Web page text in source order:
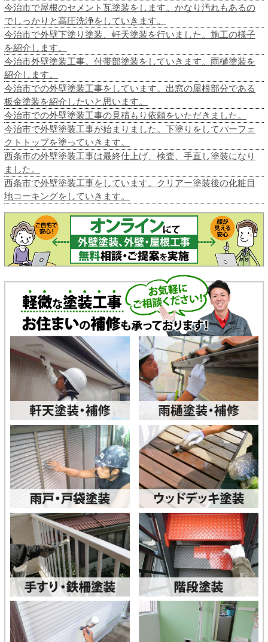
今治市で屋根のセメント瓦塗装をします。かなり汚れもあるの
でしっかりと高圧洗浄をしていきます。
今治市で外壁下塗り塗装、軒天塗装を行いました。施工の様子
を紹介します。
今治市外壁塗装工事。付帯部塗装をしていきます。雨樋塗装を
紹介します。
今治市での外壁塗装工事をしています。出窓の屋根部分である
板金塗装を紹介したいと思います。
今治市での外壁塗装工事の見積もり依頼をいただきました。
今治市で外壁塗装工事が始まりました。下塗りをしてパーフェ
クトトップを塗っていきます。
西条市の外壁塗装工事は最終仕上げ、検査、手直し塗装になり
ました。
西条市で外壁塗装工事をしています。クリアー塗装後の化粧目
地コーキングをしていきます。